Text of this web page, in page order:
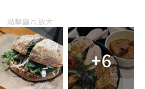
點擊圖片放大
+6